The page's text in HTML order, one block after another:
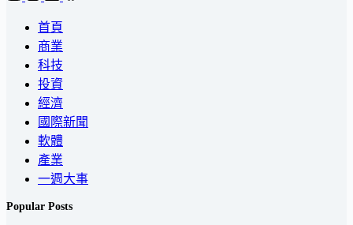
首頁
商業
科技
投資
經濟
國際新聞
軟體
產業
一週大事
Popular Posts